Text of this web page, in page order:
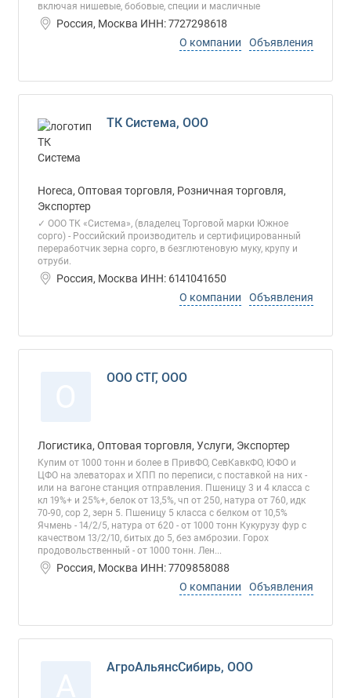
включая нишевые, бобовые, специи и масличные
Россия, Москва ИНН: 7727298618
О компании
Объявления
ТК Система, ООО
Horeca, Оптовая торговля, Розничная торговля,
Экспортер
✓ ООО ТК «Система», (владелец Торговой марки Южное
сорго) - Российский производитель и сертифицированный
переработчик зерна сорго, в безглютеновую муку, крупу и
отруби.
Россия, Москва ИНН: 6141041650
О компании
Объявления
ООО СТГ, ООО
Логистика, Оптовая торговля, Услуги, Экспортер
Купим от 1000 тонн и более в ПривФО, СевКавкФО, ЮФО и
ЦФО на элеваторах и ХПП по переписи, с поставкой на них -
или на вагоне станция отправления. Пшеницу 3 и 4 класса с
кл 19%+ и 25%+, белок от 13,5%, чп от 250, натура от 760, идк
70-90, сор 2, зерн 5. Пшеницу 5 класса с белком от 10,5%
Ячмень - 14/2/5, натура от 620 - от 1000 тонн Кукурузу фур с
качеством 13/2/10, битых до 5, без амброзии. Горох
продовольственный - от 1000 тонн. Лен...
Россия, Москва ИНН: 7709858088
О компании
Объявления
АгроАльянсСибирь, ООО